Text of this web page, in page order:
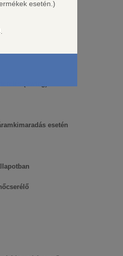
fűtés között)
(Swing)
esetén
esetén.)